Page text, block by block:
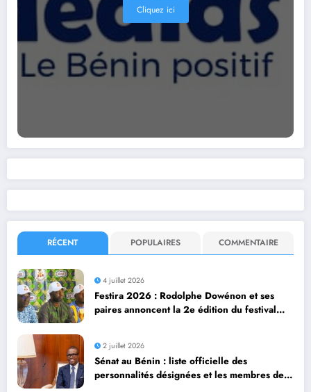
Cliquez ici
RÉCENT POPULAIRES COMMENTAIRE
4 juillet 2026
Festira 2026 : Rodolphe Dowénon et ses
paires annoncent la 2e édition du festival
2 juillet 2026
Sénat au Bénin : liste officielle des
personnalités désignées et les membres de